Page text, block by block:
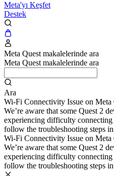
Meta'yı Keşfet
Destek
Meta Quest makalelerinde ara
Meta Quest makalelerinde ara
Ara
Wi-Fi Connectivity Issue on Meta
We’re aware that some Quest 2
experiencing difficulty
follow the troubleshooting steps
Wi-Fi Connectivity Issue on Meta
We’re aware that some Quest 2
experiencing difficulty
follow the troubleshooting steps